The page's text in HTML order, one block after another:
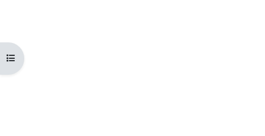
Abrir índice del curso